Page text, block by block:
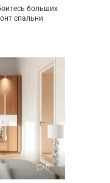
больших
спальни
0